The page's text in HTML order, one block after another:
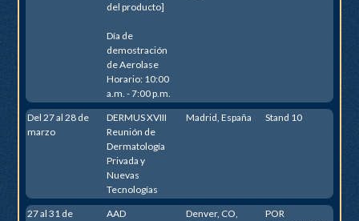
del producto]
Día de
demostración
de Aerolase
Horario: 10:00
a.m. - 7:00 p.m.
Del 27 al 28 de
marzo
DERMUS XVIII
Reunión de
Dermatología
Privada y
Nuevas
Tecnologías
Madrid, España Stand 10
27 al 31 de
AAD
Denver, CO,
POR